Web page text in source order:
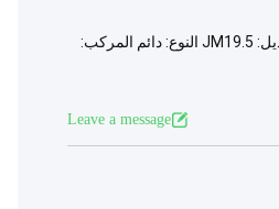
وصف المنتج تفاصيل سريعة مكان المنشأ: سيتشوان ، الصين (البر الرئيسي) اسم العلامة التجارية: Joint-mag رقم الموديل: JM19.5 النوع: دائم المركب:
Leave a message